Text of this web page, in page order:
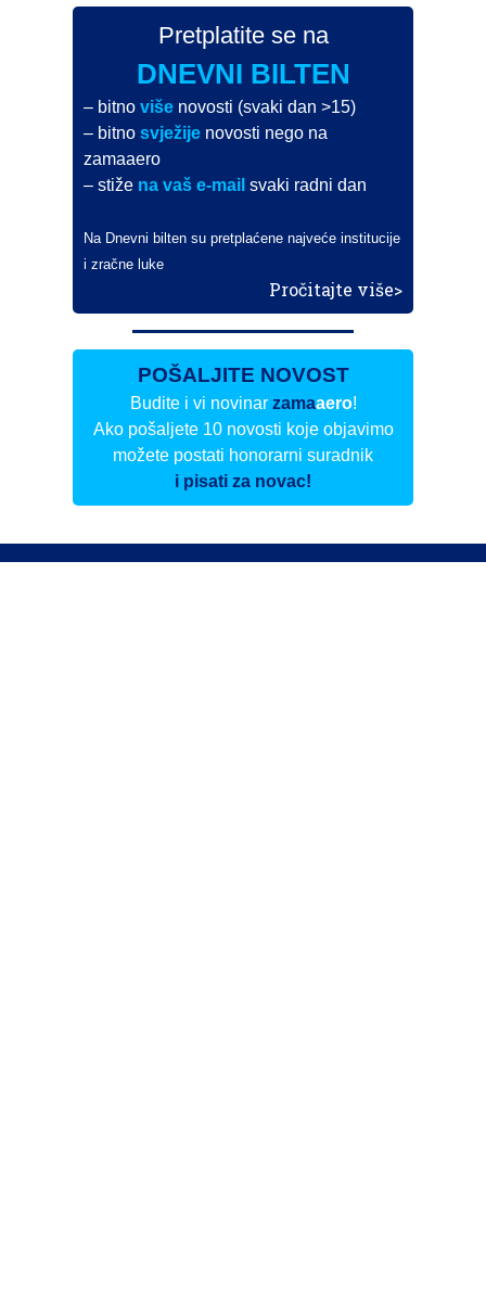
Pretplatite se na
DNEVNI BILTEN
– bitnoviše novosti (svaki dan >15)
– bitnosvježije novosti nego na
zamaaero
– stiže na vaš e-mail svaki radni dan
Na Dnevni bilten su pretplaćene najveće institucije
i zračne luke
Pročitajte više>
POŠALJITE NOVOST
Budite i vi novinar zamaaero!
Ako pošaljete 10 novosti koje objavimo
možete postati honorarni suradnik
i pisati za novac!